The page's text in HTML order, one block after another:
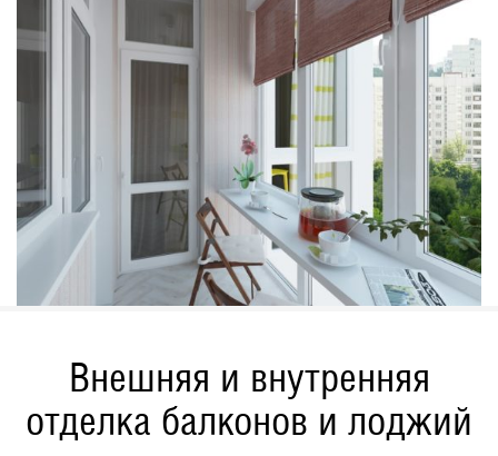
Внешняя и внутренняя
отделка балконов и лоджий